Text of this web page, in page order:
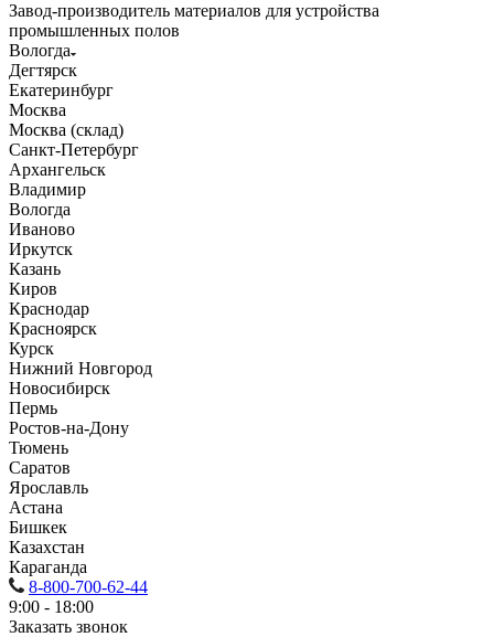
Завод-производитель материалов для устройства
промышленных полов
Вологда
Дегтярск
Екатеринбург
Москва
Москва (склад)
Санкт-Петербург
Архангельск
Владимир
Вологда
Иваново
Иркутск
Казань
Киров
Краснодар
Красноярск
Курск
Нижний Новгород
Новосибирск
Пермь
Ростов-на-Дону
Тюмень
Саратов
Ярославль
Астана
Бишкек
Казахстан
Караганда
8-800-700-62-44
9:00 - 18:00
Заказать звонок